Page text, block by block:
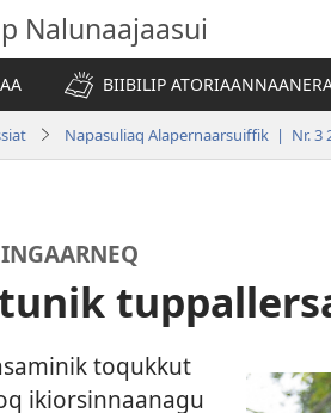
Nalunaajaasui
BIIBILIP
Napasuliaq Alapernaarsuiffik | Nr. 3
toquk­kut
ikiorsin­naanagu